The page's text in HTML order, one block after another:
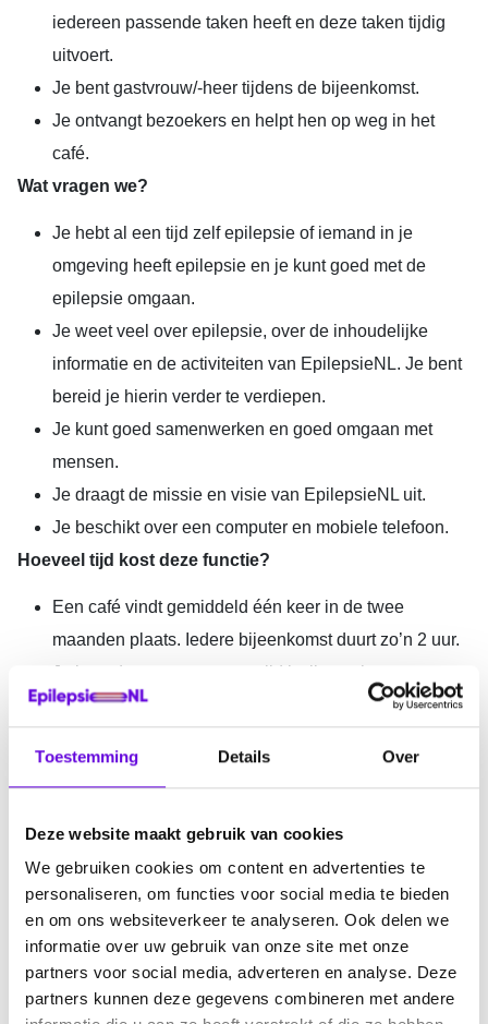
Toestemming Details Over
Deze website maakt gebruik van cookies
We gebruiken cookies om content en advertenties te
personaliseren, om functies voor social media te bieden
en om ons websiteverkeer te analyseren. Ook delen we
informatie over uw gebruik van onze site met onze
partners voor social media, adverteren en analyse. Deze
partners kunnen deze gegevens combineren met andere
iedereen passende taken heeft en deze taken tijdig
uitvoert.
Je bent gastvrouw/-heer tijdens de bijeenkomst.
Je ontvangt bezoekers en helpt hen op weg in het
café.
Wat vragen we?
Je hebt al een tijd zelf epilepsie of iemand in je
omgeving heeft epilepsie en je kunt goed met de
epilepsie omgaan.
Je weet veel over epilepsie, over de inhoudelijke
informatie en de activiteiten van EpilepsieNL. Je bent
bereid je hierin verder te verdiepen.
Je kunt goed samenwerken en goed omgaan met
mensen.
Je draagt de missie en visie van EpilepsieNL uit.
Je beschikt over een computer en mobiele telefoon.
Hoeveel tijd kost deze functie?
Een café vindt gemiddeld één keer in de twee
maanden plaats. Iedere bijeenkomst duurt zo’n 2 uur.
Je bent daarnaast nog wat tijd kwijt aan het
voorbereiden en opruimen.
Dankbaar en zinvol werk waarmee je mensen met
vast aanspreekpunt.
Reiskostenvergoeding.
De mogelijkheid om een cursus te volgen.
Op welke plaatsen bevinden zich de Epilepsie Cafés?